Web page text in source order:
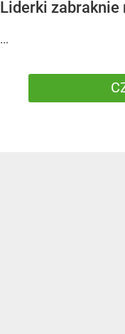
Liderki zabraknie
...